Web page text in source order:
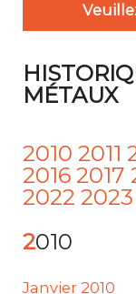
MÉTAUX
2010 2011
2016 2017
2022 2023
2010
Janvier 2010